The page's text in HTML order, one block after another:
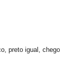
preto igual,